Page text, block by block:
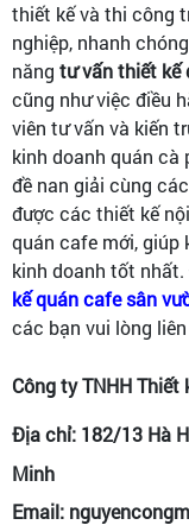
thiết kế và thi công
nghiệp, nhanh
năng tư vấn thiết kế
cũng như việc điều
viên tư vấn và kiến
kinh doanh quán cà
đề nan giải cùng
được các thiết kế
quán cafe mới, giúp
kinh doanh tốt
kế quán cafe sân
các bạn vui lòng
Công ty TNHH Thiết
Địa chỉ: 182/13 Hà
Minh
Email: